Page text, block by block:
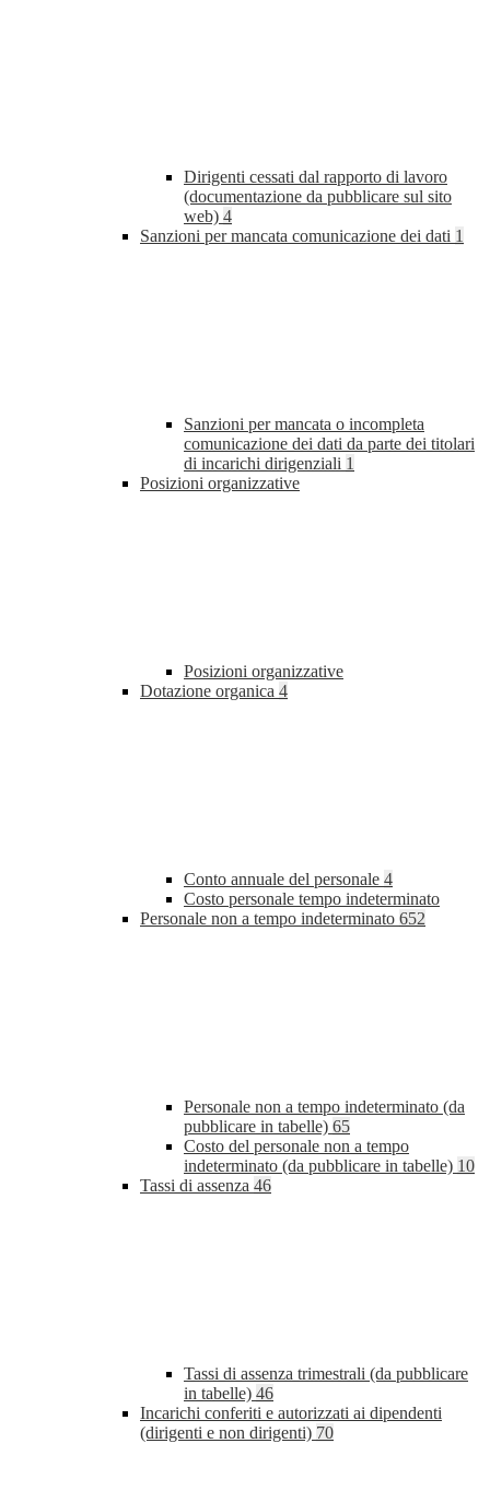
Dirigenti cessati dal rapporto di lavoro
(documentazione da pubblicare sul sito
web) 4
Sanzioni per mancata comunicazione dei dati 1
Sanzioni per mancata o incompleta
comunicazione dei dati da parte dei titolari
di incarichi dirigenziali 1
Posizioni organizzative
Posizioni organizzative
Dotazione organica 4
Conto annuale del personale 4
Costo personale tempo indeterminato
Personale non a tempo indeterminato 652
Personale non a tempo indeterminato (da
pubblicare in tabelle) 65
Costo del personale non a tempo
indeterminato (da pubblicare in tabelle) 10
Tassi di assenza 46
Tassi di assenza trimestrali (da pubblicare
in tabelle) 46
Incarichi conferiti e autorizzati ai dipendenti
(dirigenti e non dirigenti) 70